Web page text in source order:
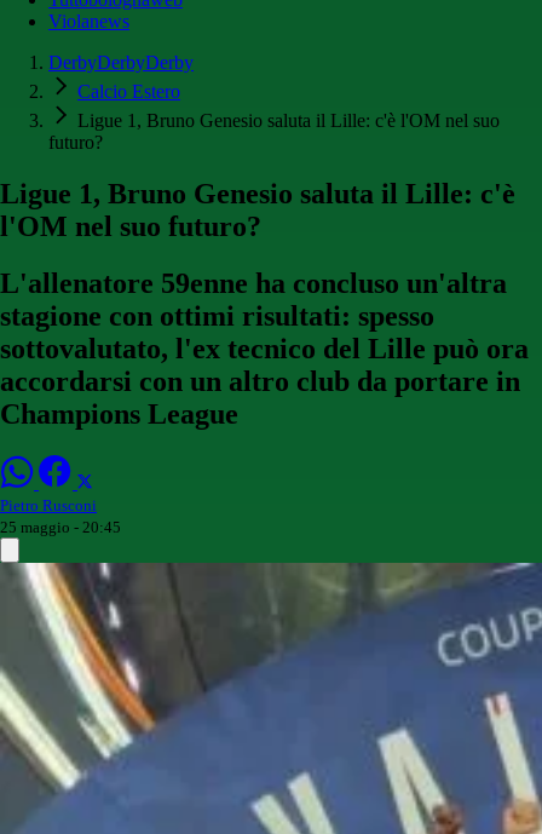
Violanews
DerbyDerbyDerby
Calcio Estero
Ligue 1, Bruno Genesio saluta il Lille: c'è l'OM nel suo
futuro?
Ligue 1, Bruno Genesio saluta il Lille: c'è
l'OM nel suo futuro?
L'allenatore 59enne ha concluso un'altra
stagione con ottimi risultati: spesso
sottovalutato, l'ex tecnico del Lille può ora
accordarsi con un altro club da portare in
Champions League
Pietro Rusconi
25 maggio - 20:45